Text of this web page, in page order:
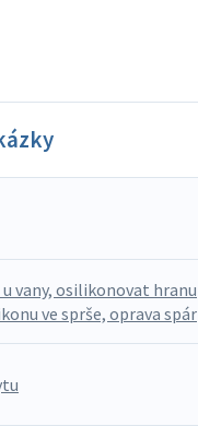
u vany, osilikonovat hranu
ve sprše, oprava spár